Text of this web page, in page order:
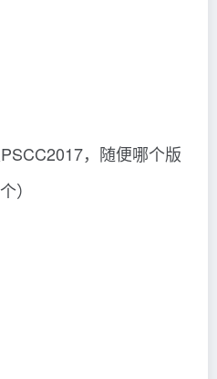
，随便哪个版
）